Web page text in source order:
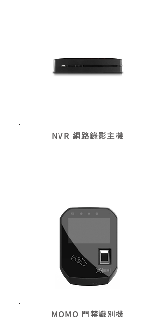
NVR 網路錄影主機
MOMO 門禁識別機